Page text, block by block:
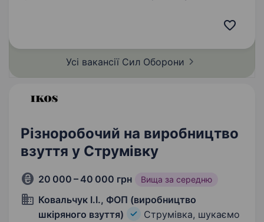
ураження, застосуванні…
Усі вакансії Сил Оборони
Різноробочий на виробництво
взуття у Струмівку
20 000 – 40 000 грн Вища за середню
Ковальчук І.І., ФОП (виробництво
шкіряного взуття)
Струмівка, шукаємо